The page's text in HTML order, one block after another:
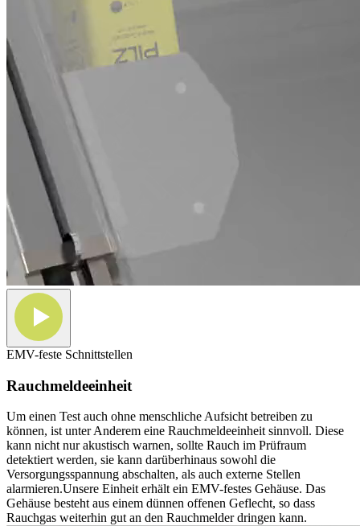
EMV-feste Schnittstellen
Rauchmeldeeinheit
Um einen Test auch ohne menschliche Aufsicht betreiben zu
können, ist unter Anderem eine Rauchmeldeeinheit sinnvoll. Diese
kann nicht nur akustisch warnen, sollte Rauch im Prüfraum
detektiert werden, sie kann darüberhinaus sowohl die
Versorgungsspannung abschalten, als auch externe Stellen
alarmieren.Unsere Einheit erhält ein EMV-festes Gehäuse. Das
Gehäuse besteht aus einem dünnen offenen Geflecht, so dass
Rauchgas weiterhin gut an den Rauchmelder dringen kann.